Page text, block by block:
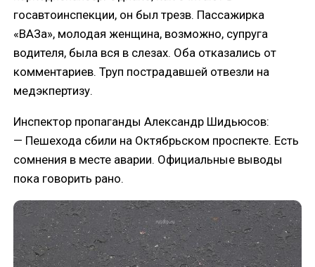
госавтоинспекции, он был трезв. Пассажирка
«ВАЗа», молодая женщина, возможно, супруга
водителя, была вся в слезах. Оба отказались от
комментариев. Труп пострадавшей отвезли на
медэкпертизу.
Инспектор пропаганды Александр Шидьюсов:
— Пешехода сбили на Октябрьском проспекте. Есть
сомнения в месте аварии. Официальные выводы
пока говорить рано.